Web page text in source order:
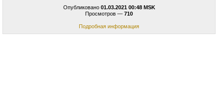
Опубликовано 01.03.2021 00:48 MSK
Просмотров — 710
Подробная информация